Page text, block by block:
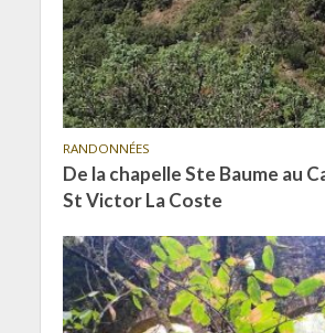
RANDONNÉES
De la chapelle Ste Baume au
St Victor La Coste